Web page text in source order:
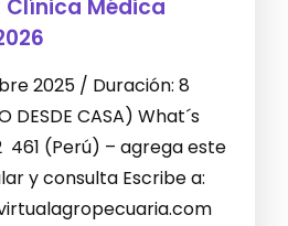
Médica
2025 / Duración: 8
DESDE CASA) What´s
461 (Perú) – agrega este
y consulta Escribe a: